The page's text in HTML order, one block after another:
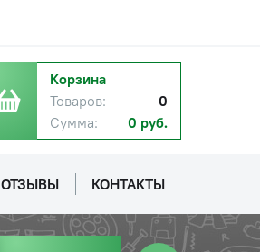
Корзина
Товаров:
0
Сумма:
0 руб.
ОТЗЫВЫ КОНТАКТЫ